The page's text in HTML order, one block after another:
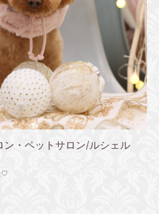
ン・ペットサロン/ルシェル
♡